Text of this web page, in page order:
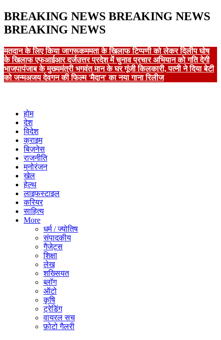
BREAKING NEWS BREAKING NEWS
BREAKING NEWS
मतदान के लिए किया जागरूकममता के खिलाफ टिप्पणी को लेकर दिलीप घोष
के खिलाफ एफआईआर दर्जउत्तर प्रदेश में चुनाव प्रचार अभियान को गति देगी
भाजपापंजाब के मुख्यमंत्री भगवंत मान के घर गूंजी किलकारी, पत्नी ने दिया बेटी
को जन्मअजय देवगन की फिल्म 'मैदान' का नया गाना रिलीज
होम
देश
विदेश
क्राइम
बिज़नेस
राजनीति
मनोरंजन
खेल
हेल्थ
लाइफस्टाइल
करियर
साहित्य
More
धर्म / ज्योतिष
संपादकीय
गैजेट्स
शिक्षा
लेख
शख्सियत
ब्लॉग
ऑटो
कृषि
ट्रेडिंग
वायरल सच
फ़ोटो गैलरी